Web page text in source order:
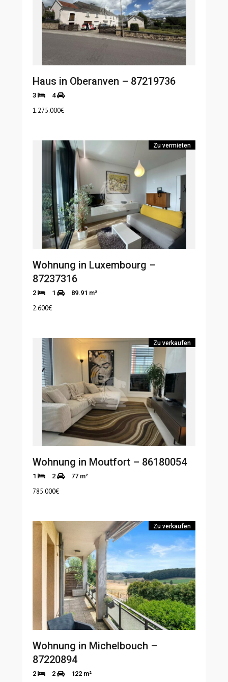
Haus in Oberanven – 87219736
3 4
1.275.000€
Zu vermieten
Wohnung in Luxembourg –
87237316
2 1 89.91 m²
2.600€
Zu verkaufen
Wohnung in Moutfort – 86180054
1 2 77 m²
785.000€
Zu verkaufen
Wohnung in Michelbouch –
87220894
2 2 122 m²